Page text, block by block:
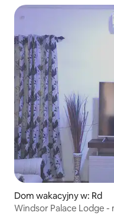
Dom wakacyjny w: Rd
Windsor Palace Lodge -